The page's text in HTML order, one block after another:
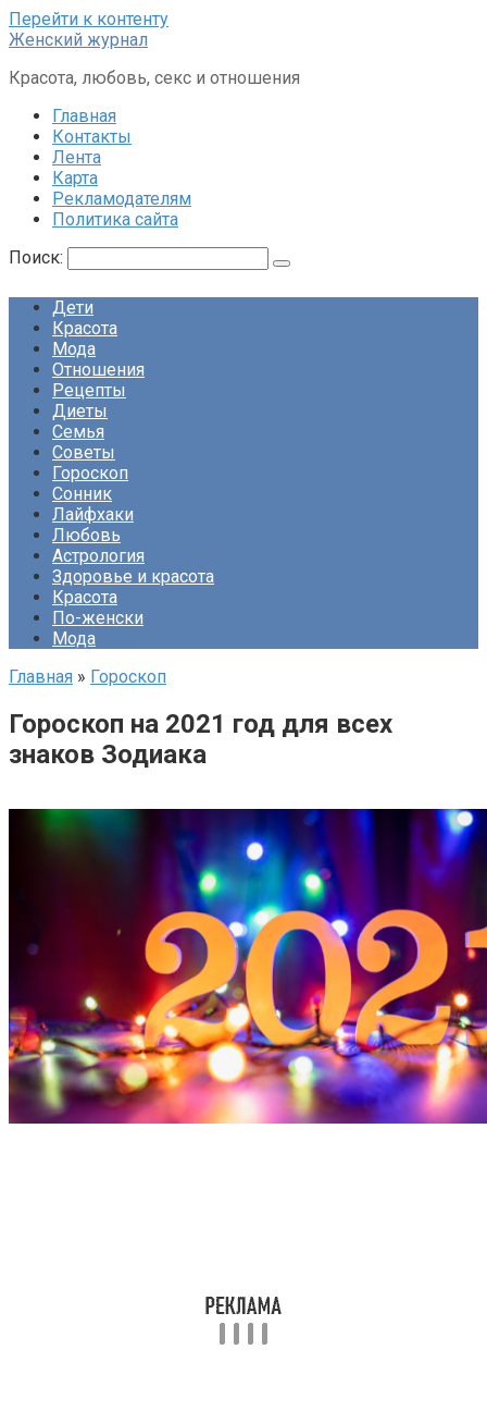
Перейти к контенту
Женский журнал
Красота, любовь, секс и отношения
Главная
Контакты
Лента
Карта
Рекламодателям
Политика сайта
Поиск:
Дети
Красота
Мода
Отношения
Рецепты
Диеты
Семья
Советы
Гороскоп
Сонник
Лайфхаки
Любовь
Астрология
Здоровье и красота
Красота
По-женски
Мода
Главная » Гороскоп
Гороскоп на 2021 год для всех
знаков Зодиака